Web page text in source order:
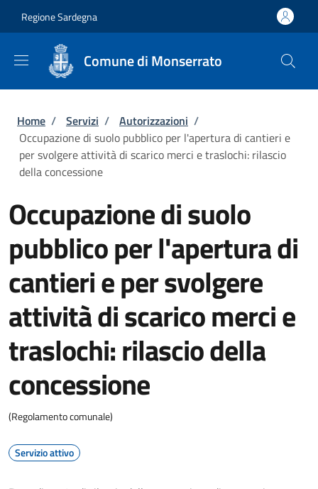
Regione Sardegna
Comune di Monserrato
Briciole di pane
Home / Servizi / Autorizzazioni /
Occupazione di suolo pubblico per l'apertura di cantieri e
per svolgere attività di scarico merci e traslochi: rilascio
della concessione
Occupazione di suolo
pubblico per l'apertura di
cantieri e per svolgere
attività di scarico merci e
traslochi: rilascio della
concessione
(Regolamento comunale)
Servizio attivo